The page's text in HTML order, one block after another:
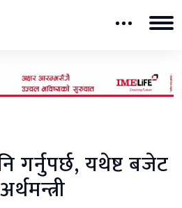
गर्नुपर्छ, यथेष्ट बजेट